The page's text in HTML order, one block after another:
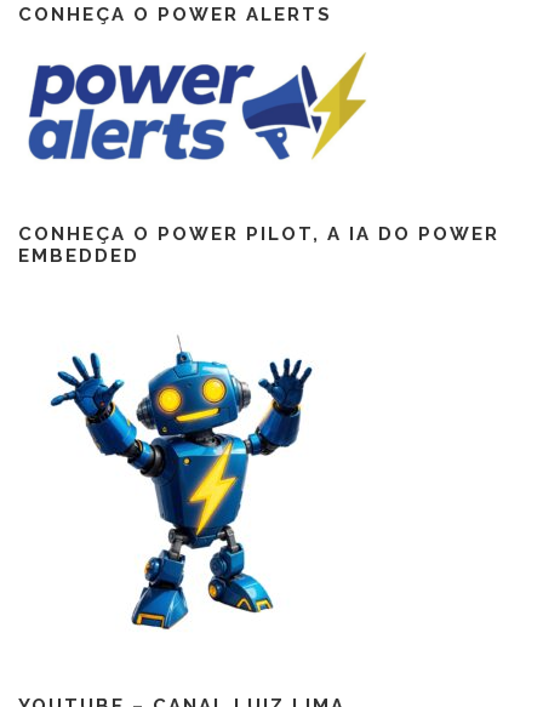
CONHEÇA O POWER ALERTS
CONHEÇA O POWER PILOT, A IA DO POWER
EMBEDDED